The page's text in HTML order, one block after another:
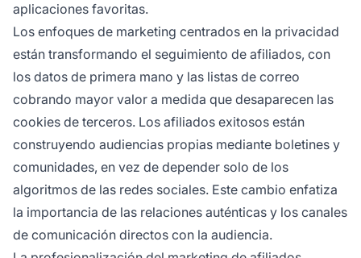
aplicaciones favoritas.
Los enfoques de marketing centrados en la privacidad
están transformando el seguimiento de afiliados, con
los datos de primera mano y las listas de correo
cobrando mayor valor a medida que desaparecen las
cookies de terceros. Los afiliados exitosos están
construyendo audiencias propias mediante boletines y
comunidades, en vez de depender solo de los
algoritmos de las redes sociales. Este cambio enfatiza
la importancia de las relaciones auténticas y los canales
de comunicación directos con la audiencia.